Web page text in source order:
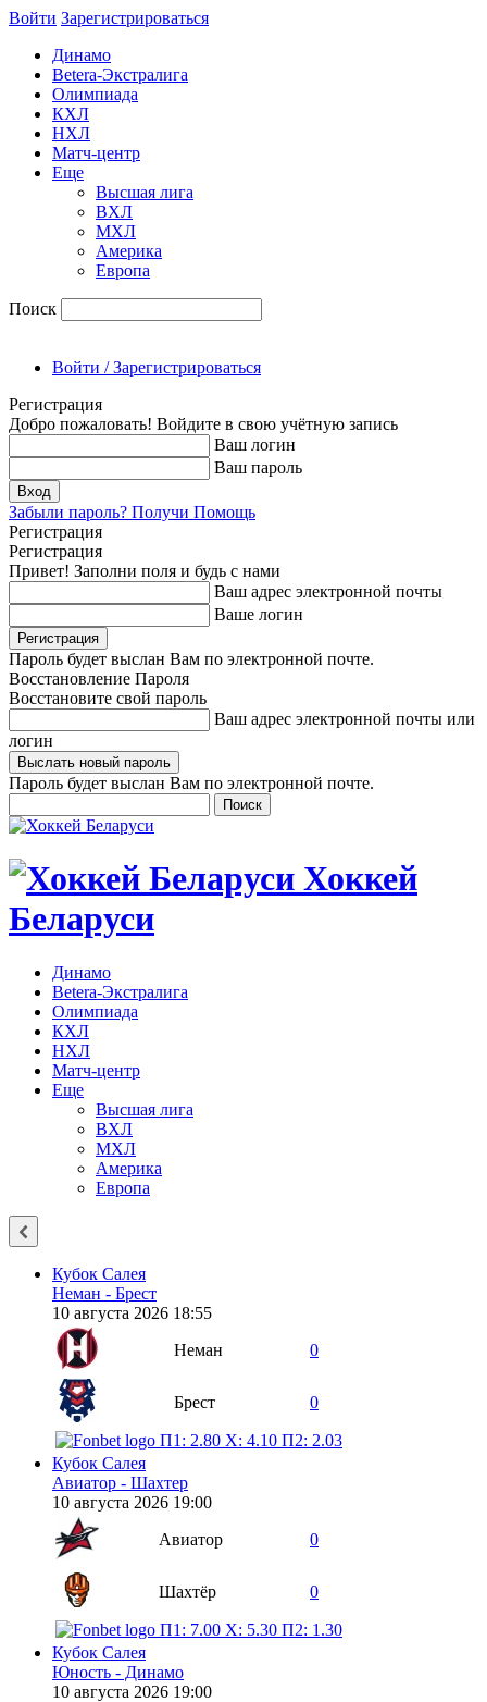
Войти Зарегиcтрироваться
Динамо
Betera-Экстралига
Олимпиада
КХЛ
НХЛ
Матч-центр
Еще
Высшая лига
ВХЛ
МХЛ
Америка
Европа
Поиск
Войти / Зарегистрироваться
Регистрация
Добро пожаловать! Войдите в свою учётную запись
Ваш логин
Ваш пароль
Забыли пароль? Получи Помощь
Регистрация
Регистрация
Привет! Заполни поля и будь с нами
Ваш адрес электронной почты
Ваше логин
Пароль будет выслан Вам по электронной почте.
Восстановление Пароля
Восстановите свой пароль
Ваш адрес электронной почты или
логин
Пароль будет выслан Вам по электронной почте.
Хоккей
Беларуси
Динамо
Betera-Экстралига
Олимпиада
КХЛ
НХЛ
Матч-центр
Еще
Высшая лига
ВХЛ
МХЛ
Америка
Европа
Кубок Салея
Неман - Брест
10 августа 2026 18:55
Неман
0
Брест 0
П1: 2.80 X: 4.10 П2: 2.03
Кубок Салея
Авиатор - Шахтер
10 августа 2026 19:00
Авиатор
0
Шахтёр 0
П1: 7.00 X: 5.30 П2: 1.30
Кубок Салея
Юность - Динамо
10 августа 2026 19:00